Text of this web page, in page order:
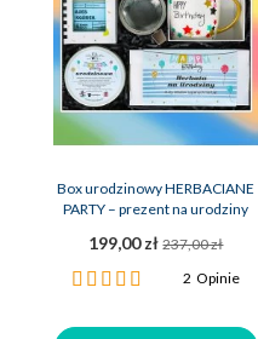
Box urodzinowy HERBACIANE
PARTY – prezent na urodziny
199,00 zł 237,00 zł
Ocena:
2Opinie